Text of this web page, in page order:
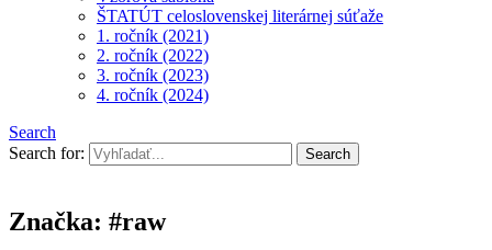
ŠTATÚT celoslovenskej literárnej súťaže
1. ročník (2021)
2. ročník (2022)
3. ročník (2023)
4. ročník (2024)
Search
Search for:
Značka: #raw